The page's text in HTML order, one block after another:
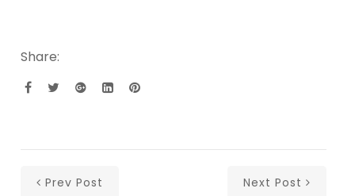
Share:
Prev Post Next Post